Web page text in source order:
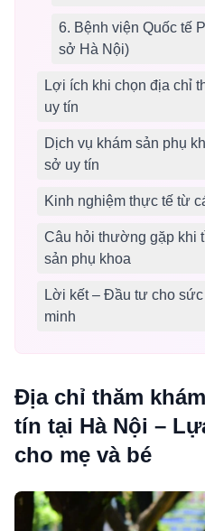
6. Bệnh viện Quốc tế
sở Hà Nội)
Lợi ích khi chọn địa chỉ
uy tín
Dịch vụ khám sản phụ
sở uy tín
Kinh nghiệm thực tế từ
Câu hỏi thường gặp khi
sản phụ khoa
Lời kết – Đầu tư cho
minh
Địa chỉ thăm
tín tại Hà Nội –
cho mẹ và bé